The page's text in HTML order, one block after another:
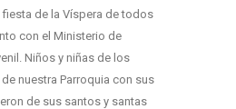
de la Víspera de todos
con el Ministerio de
Niños y niñas de los
nuestra Parroquia con sus
de sus santos y santas